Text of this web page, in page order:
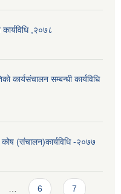
,२०७८
कार्यसंचालन सम्बन्धी कार्यविधि
कोष (संचालन)कार्यविधि -२०७७
6 7